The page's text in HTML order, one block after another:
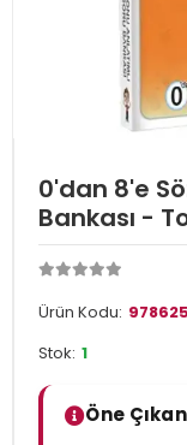
0'dan 8'e
Bankası -
Ürün Kodu:
Stok: 1
Öne